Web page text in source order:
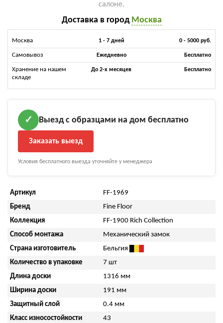
салоне.
Доставка в город Москва
Москва 1 - 7 дней 0 - 5000 руб.
Самовывоз Ежедневно Бесплатно
Хранение на нашем
складе
До 2-х месяцев Бесплатно
✓ Выезд с образцами на дом бесплатно
Заказать выезд
Условия бесплатного выезда уточняйте у менеджера
Артикул
FF-1969
Бренд
Fine Floor
Коллекция
FF-1900 Rich Collection
Способ монтажа
Механический замок
Страна изготовитель
Бельгия
Количество в упаковке
7 шт
Длина доски
1316 мм
Ширина доски
191 мм
Защитный слой
0.4 мм
Класс износостойкости
43